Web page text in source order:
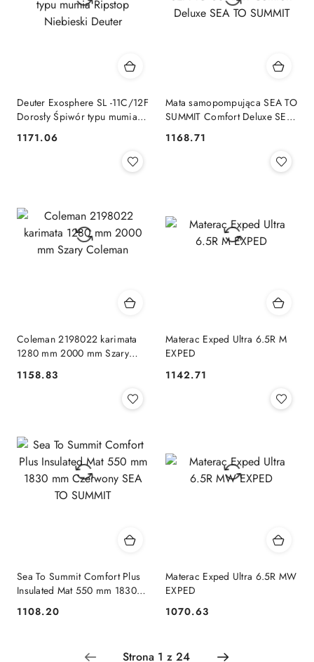
Deuter Exosphere SL -11C/12F
Dorosły Śpiwór typu mumia
Cena:
1171.06
Mata samopompująca SEA TO
SUMMIT Comfort Deluxe SEA
Cena:
1168.71
Coleman 2198022 karimata
1280 mm 2000 mm Szary
Cena:
1158.83
Materac Exped Ultra 6.5R M
EXPED
Cena:
1142.71
Sea To Summit Comfort Plus
Insulated Mat 550 mm 1830
SUMMIT
Cena:
1108.20
Materac Exped Ultra 6.5R MW
EXPED
Cena:
1070.63